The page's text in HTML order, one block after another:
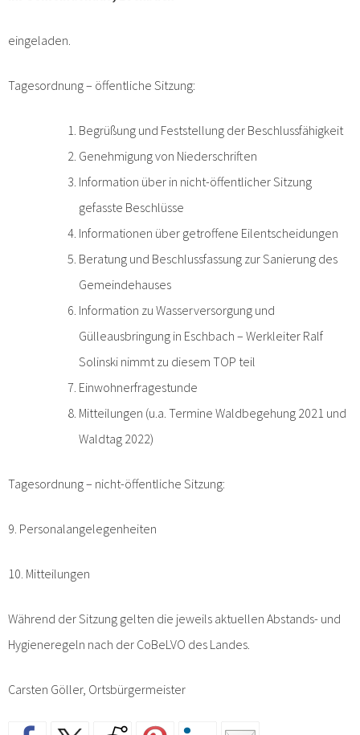
eingeladen.
Tagesordnung – öffentliche Sitzung:
Begrüßung und Feststellung der Beschlussfähigkeit
Genehmigung von Niederschriften
Information über in nicht-öffentlicher Sitzung
gefasste Beschlüsse
Informationen über getroffene Eilentscheidungen
Beratung und Beschlussfassung zur Sanierung des
Gemeindehauses
Information zu Wasserversorgung und
Gülleausbringung in Eschbach – Werkleiter Ralf
Solinski nimmt zu diesem TOP teil
Einwohnerfragestunde
Mitteilungen (u.a. Termine Waldbegehung 2021 und
Waldtag 2022)
Tagesordnung – nicht-öffentliche Sitzung:
9. Personalangelegenheiten
10. Mitteilungen
Während der Sitzung gelten die jeweils aktuellen Abstands- und
Hygieneregeln nach der CoBeLVO des Landes.
Carsten Göller, Ortsbürgermeister